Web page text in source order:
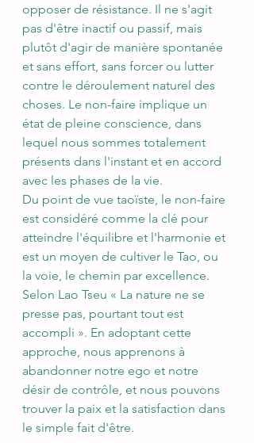
opposer de résistance. Il ne s'agit
pas d'être inactif ou passif, mais
plutôt d'agir de manière spontanée
et sans effort, sans forcer ou lutter
contre le déroulement naturel des
choses. Le non-faire implique un
état de pleine conscience, dans
lequel nous sommes totalement
présents dans l'instant et en accord
avec les phases de la vie.
Du point de vue taoïste, le non-faire
est considéré comme la clé pour
atteindre l'équilibre et l'harmonie et
est un moyen de cultiver le Tao, ou
la voie, le chemin par excellence.
Selon Lao Tseu « La nature ne se
presse pas, pourtant tout est
accompli ». En adoptant cette
approche, nous apprenons à
abandonner notre ego et notre
désir de contrôle, et nous pouvons
trouver la paix et la satisfaction dans
le simple fait d'être.